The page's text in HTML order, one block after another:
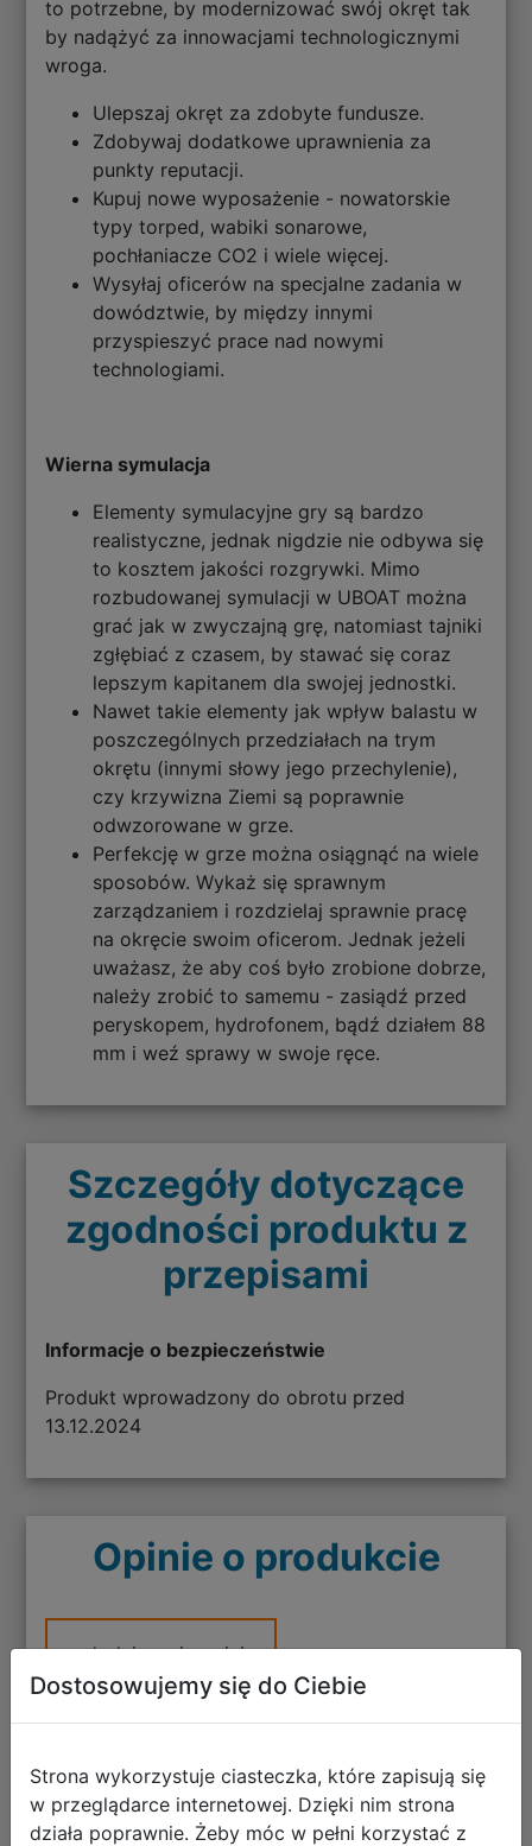
to potrzebne, by modernizować swój okręt tak
by nadążyć za innowacjami technologicznymi
wroga.
Ulepszaj okręt za zdobyte fundusze.
Zdobywaj dodatkowe uprawnienia za
punkty reputacji.
Kupuj nowe wyposażenie - nowatorskie
typy torped, wabiki sonarowe,
pochłaniacze CO2 i wiele więcej.
Wysyłaj oficerów na specjalne zadania w
dowództwie, by między innymi
przyspieszyć prace nad nowymi
technologiami.
Wierna symulacja
Elementy symulacyjne gry są bardzo
realistyczne, jednak nigdzie nie odbywa się
to kosztem jakości rozgrywki. Mimo
rozbudowanej symulacji w UBOAT można
grać jak w zwyczajną grę, natomiast tajniki
zgłębiać z czasem, by stawać się coraz
lepszym kapitanem dla swojej jednostki.
Nawet takie elementy jak wpływ balastu w
poszczególnych przedziałach na trym
okrętu (innymi słowy jego przechylenie),
czy krzywizna Ziemi są poprawnie
odwzorowane w grze.
Perfekcję w grze można osiągnąć na wiele
sposobów. Wykaż się sprawnym
zarządzaniem i rozdzielaj sprawnie pracę
na okręcie swoim oficerom. Jednak jeżeli
uważasz, że aby coś było zrobione dobrze,
należy zrobić to samemu - zasiądź przed
peryskopem, hydrofonem, bądź działem 88
mm i weź sprawy w swoje ręce.
Szczegóły dotyczące
zgodności produktu z
przepisami
Informacje o bezpieczeństwie
Produkt wprowadzony do obrotu przed
13.12.2024
Opinie o produkcie
+ dodaj swoją opinię
Opinia osoby która zakupiła ten produkt
Dostosowujemy się do Ciebie
Strona wykorzystuje ciasteczka, które zapisują się
w przeglądarce internetowej. Dzięki nim strona
działa poprawnie. Żeby móc w pełni korzystać z